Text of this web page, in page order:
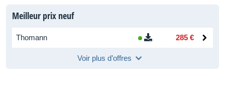
Meilleur prix neuf
Thomann 285 €
Voir plus d’offres